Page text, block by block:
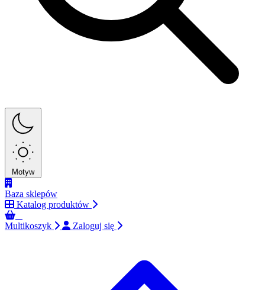
Motyw
Baza sklepów
Katalog produktów
Multikoszyk
Zaloguj się